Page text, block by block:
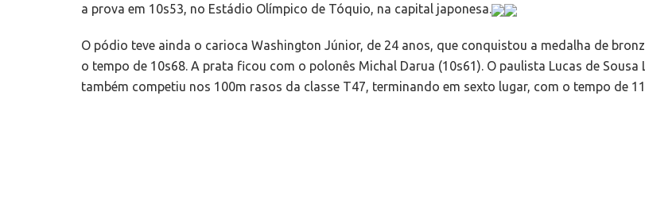
a prova em 10s53, no Estádio Olímpico de Tóquio, na capital japonesa.
O pódio teve ainda o carioca Washington Júnior, de 24 anos, que conquistou a medalha de
o tempo de 10s68. A prata ficou com o polonês Michal Darua (10s61). O paulista Lucas de Sousa
também competiu nos 100m rasos da classe T47, terminando em sexto lugar, com o tempo de